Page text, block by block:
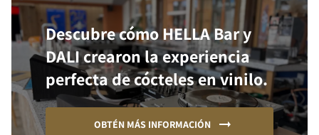
Descubre cómo HELLA Bar y
DALI crearon la experiencia
perfecta de cócteles en vinilo.
OBTÉN MÁS INFORMACIÓN